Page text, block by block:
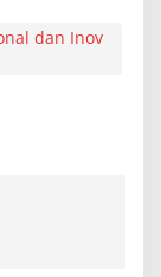
dan Inov